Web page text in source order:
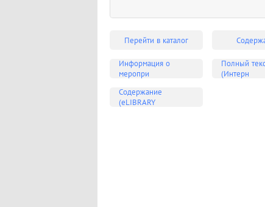
Перейти в каталог
Информация о
меропри
Полный
(Интерн
Содержание
(eLIBRARY